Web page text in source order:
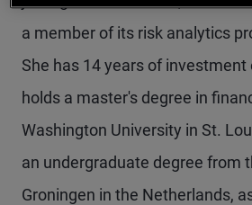
a member of its risk analytics
She has 14 years of investment
holds a master's degree in
Washington University in St.
an undergraduate degree from
Groningen in the Netherlands,